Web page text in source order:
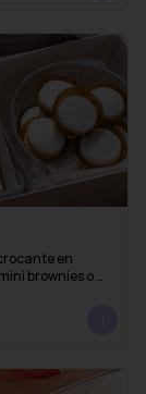
en
brownies o